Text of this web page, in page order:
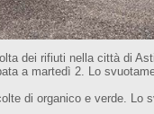
dei rifiuti nella città di
a martedì 2. Lo
di organico e verde. Lo